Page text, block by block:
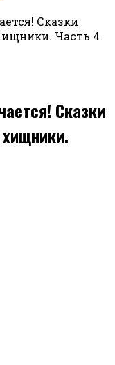
Сказки
Часть 4
Сказки